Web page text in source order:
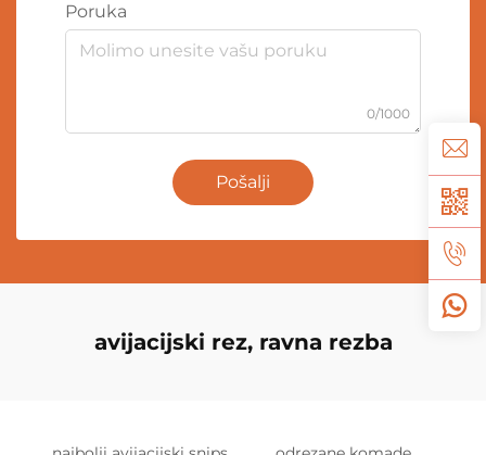
Poruka
0/1000
Pošalji
avijacijski rez, ravna rezba